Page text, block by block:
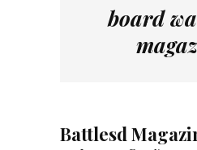
board
Battlesd